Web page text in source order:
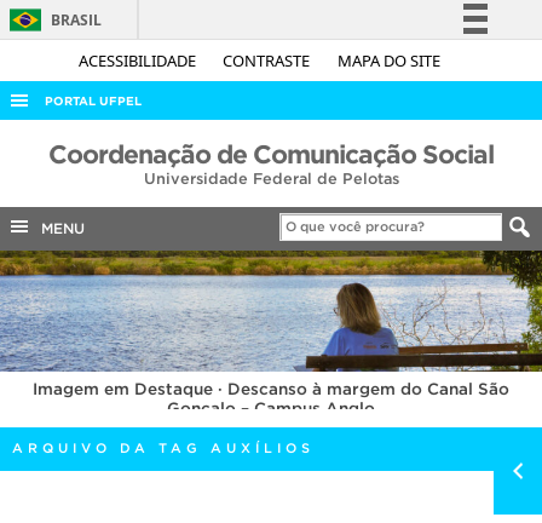
ACESSIBILIDADE CONTRASTE MAPA DO SITE
BRASIL
Simplifique!
Acesso à informação
Legislação
Canais
PORTAL UFPEL
ACESSO À INFORMAÇÃO
COBALTO
CONCURSOS
EDITAIS
INTERNACIONAL
OUVIDORIA
PORTARIAS
TELEFONES
Coordenação de Comunicação Social
Universidade Federal de Pelotas
MENU
Imagem em Destaque · Descanso à margem do Canal São
Gonçalo – Campus Anglo
ARQUIVO DA TAG AUXÍLIOS